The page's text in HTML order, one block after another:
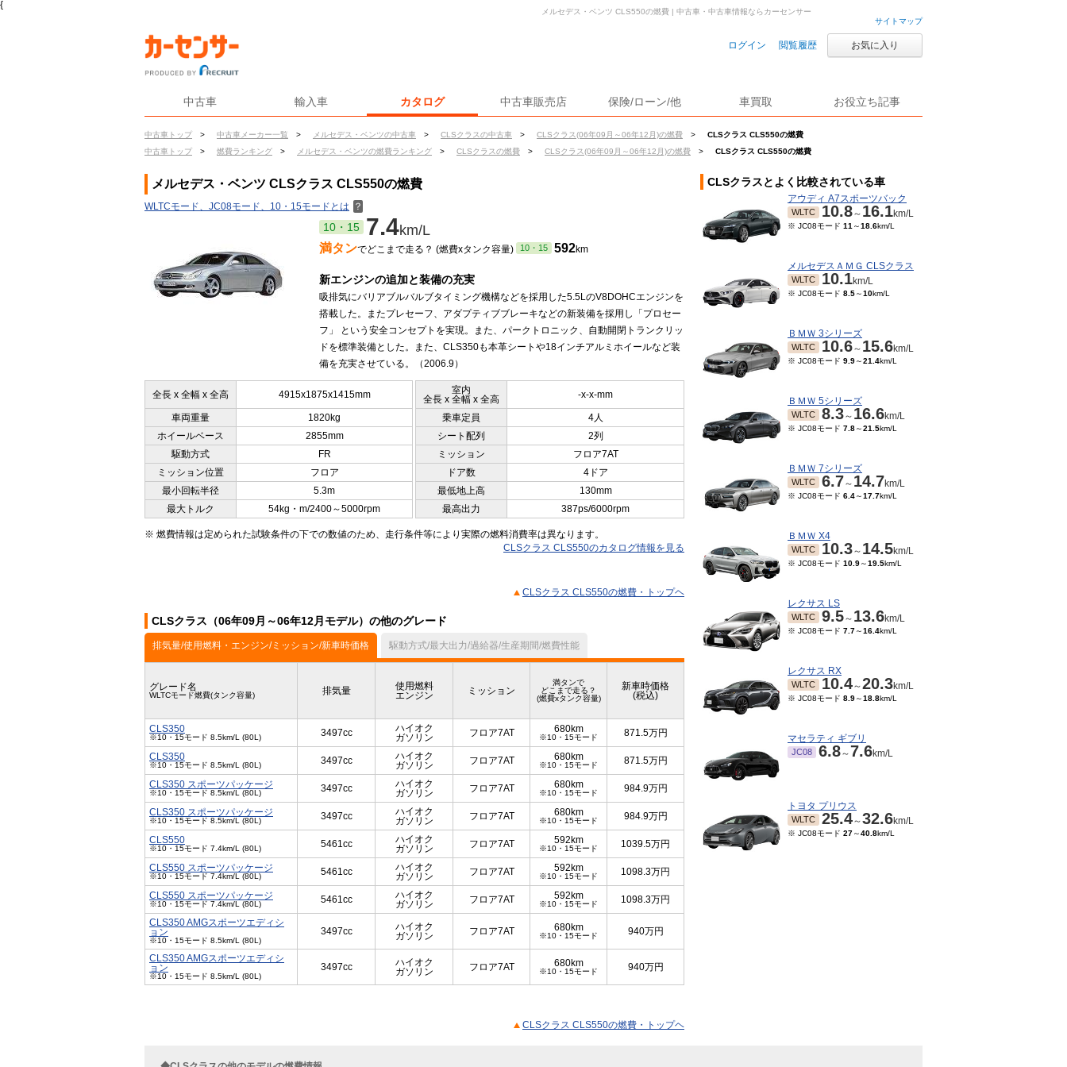
{
サイトマップ
ログイン 閲覧履歴 お気に入り
中古車 輸入車 カタログ 中古車販売店 保険/ローン/他 車買取 お役立ち記事
中古車トップ > 中古車メーカー一覧 > メルセデス・ベンツの中古車 > CLSクラスの中古車 > CLSクラス(06年09月～06年12月)の燃費 >
CLSクラス CLS550の燃費
中古車トップ
> 燃費ランキング > メルセデス・ベンツの燃費ランキング > CLSクラスの燃費 > CLSクラス(06年09月～06年12月)の燃費 > CLSクラス CLS550の燃費
メルセデス・ベンツ CLS550の燃費 | 中古車・中古車情報ならカーセンサー
メルセデス・ベンツ CLSクラス CLS550の燃費
WLTCモード、JC08モード、10・15モードとは ？
10・15 7.4km/L
満タンでどこまで走る？ (燃費xタンク容量) 10・15 592km
新エンジンの追加と装備の充実
吸排気にバリアブルバルブタイミング機構などを採用した5.5LのV8DOHCエンジンを
搭載した。またプレセーフ、アダプティブブレーキなどの新装備を採用し「プロセー
フ」 という安全コンセプトを実現。また、パークトロニック、自動開閉トランクリッ
ドを標準装備とした。また、CLS350も本革シートや18インチアルミホイールなど装
備を充実させている。（2006.9）
全長 x 全幅 x 全高 4915x1875x1415mm
室内
全長 x 全幅 x 全高
-x-x-mm
車両重量 1820kg 乗車定員
4人
ホイールベース
2855mm シート配列
2列
駆動方式
FR ミッション
フロア7AT
ミッション位置
フロア ドア数
4ドア
最小回転半径
5.3m 最低地上高
130mm
最大トルク
54kg・m/2400～5000rpm 最高出力 387ps/6000rpm
※ 燃費情報は定められた試験条件の下での数値のため、走行条件等により実際の燃料消費率は異なります。
CLSクラス CLS550のカタログ情報を見る
CLSクラス CLS550の燃費・トップヘ
CLSクラス（06年09月～06年12月モデル）の他のグレード
排気量/使用燃料・エンジン/ミッション/新車時価格 駆動方式/最大出力/過給器/生産期間/燃費性能
グレード名
WLTCモード燃費(タンク容量) 排気量
使用燃料
エンジン
ミッション
満タンで
どこまで走る？
(燃費xタンク容量)
新車時価格
(税込)
CLS350
※10・15モード 8.5km/L (80L) 3497cc
ハイオク
ガソリン
フロア7AT 680km
※10・15モード 871.5万円
CLS350
※10・15モード 8.5km/L (80L) 3497cc
ハイオク
ガソリン
フロア7AT 680km
※10・15モード 871.5万円
CLS350 スポーツパッケージ
※10・15モード 8.5km/L (80L) 3497cc
ハイオク
ガソリン
フロア7AT 680km
※10・15モード 984.9万円
CLS350 スポーツパッケージ
※10・15モード 8.5km/L (80L) 3497cc
ハイオク
ガソリン
フロア7AT 680km
※10・15モード 984.9万円
CLS550
※10・15モード 7.4km/L (80L) 5461cc
ハイオク
ガソリン
フロア7AT 592km
※10・15モード 1039.5万円
CLS550 スポーツパッケージ
※10・15モード 7.4km/L (80L) 5461cc
ハイオク
ガソリン
フロア7AT 592km
※10・15モード 1098.3万円
CLS550 スポーツパッケージ
※10・15モード 7.4km/L (80L) 5461cc
ハイオク
ガソリン
フロア7AT 592km
※10・15モード 1098.3万円
CLS350 AMGスポーツエディシ
ョン
※10・15モード 8.5km/L (80L)
3497cc
ハイオク
ガソリン
フロア7AT 680km
※10・15モード 940万円
CLS350 AMGスポーツエディシ
ョン
※10・15モード 8.5km/L (80L)
3497cc
ハイオク
ガソリン
フロア7AT 680km
※10・15モード 940万円
CLSクラス CLS550の燃費・トップヘ
CLSクラスとよく比較されている車
アウディ A7スポーツバック
WLTC 10.8～ 16.1km/L
※ JC08モード 11 ～18.6km/L
メルセデスＡＭＧ CLSクラス
WLTC 10.1km/L
※ JC08モード 8.5～10km/L
ＢＭＷ 3シリーズ
WLTC 10.6～ 15.6km/L
※ JC08モード 9.9～21.4km/L
ＢＭＷ 5シリーズ
WLTC 8.3～ 16.6km/L
※ JC08モード 7.8～21.5km/L
ＢＭＷ 7シリーズ
WLTC 6.7～ 14.7km/L
※ JC08モード 6.4～17.7km/L
ＢＭＷ X4
WLTC 10.3～ 14.5km/L
※ JC08モード 10.9～19.5km/L
レクサス LS
WLTC 9.5～ 13.6km/L
※ JC08モード 7.7～16.4km/L
レクサス RX
WLTC 10.4～20.3km/L
※ JC08モード 8.9～18.8km/L
マセラティ ギブリ
JC08 6.8～7.6km/L
トヨタ プリウス
WLTC 25.4～32.6km/L
※ JC08モード 27～40.8km/L